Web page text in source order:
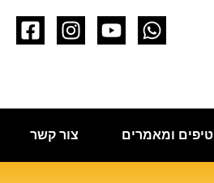
טיפים ומאמרים צור קשר